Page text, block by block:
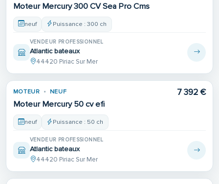
Moteur Mercury 300 CV Sea Pro Cms
neuf Puissance : 300 ch
VENDEUR PROFESSIONNEL
Atlantic bateaux
44420 Piriac Sur Mer
MOTEUR NEUF
Moteur Mercury 50 cv efi
7 392 €
neuf Puissance : 50 ch
VENDEUR PROFESSIONNEL
Atlantic bateaux
44420 Piriac Sur Mer